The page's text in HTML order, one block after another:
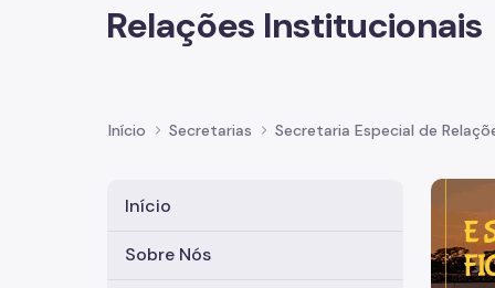
Relações Institucionais
Início Secretarias Secretaria Especial de
Início
Sobre Nós